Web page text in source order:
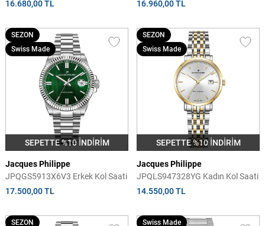
16.680,00 TL
16.960,00 TL
SEPETTE %10 İNDİRİM
SEZON
Swiss Made
Jacques Philippe
JPQGS5913X6V3 Erkek Kol Saati
17.500,00 TL
SEPETTE %10 İNDİRİM
SEZON
Swiss Made
Jacques Philippe
JPQLS947328YG Kadın Kol Saati
14.550,00 TL
SEZON
Swiss Made